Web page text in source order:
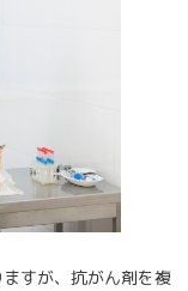
すが、抗がん剤を複